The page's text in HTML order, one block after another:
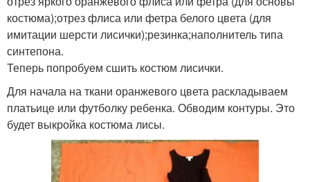
костюма);отрез флиса или фетра белого цвета (для
имитации шерсти лисички);резинка;наполнитель типа
синтепона.
Теперь попробуем сшить костюм лисички.
Для начала на ткани оранжевого цвета раскладываем
платьице или футболку ребенка. Обводим контуры. Это
будет выкройка костюма лисы.